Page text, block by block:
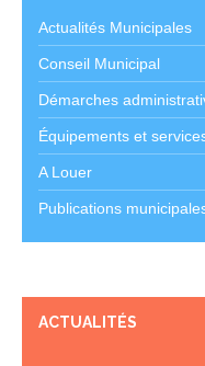
Actualités Municipales
Conseil Municipal
Démarches
Équipements et
A Louer
Publications
ACTUALITÉS